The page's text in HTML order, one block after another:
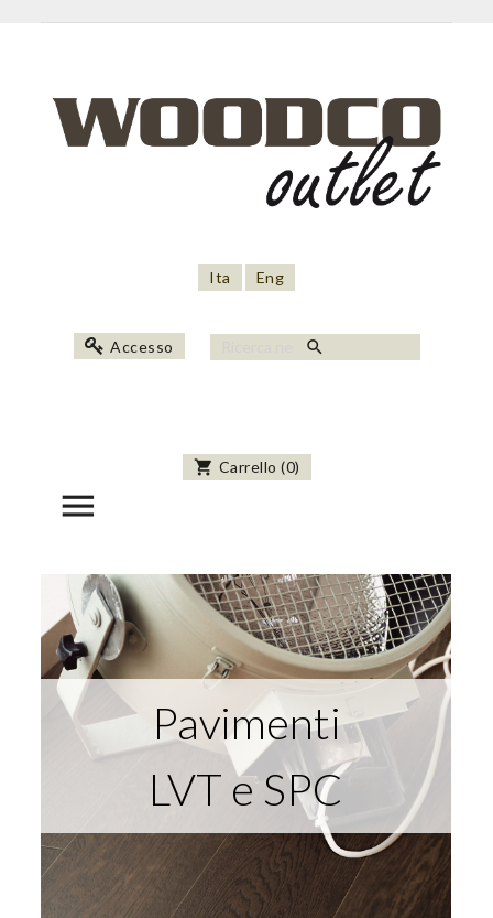
Ita Eng
Accesso search
Carrello (0)
shopping_cart
menu
Pavimenti
LVT e SPC